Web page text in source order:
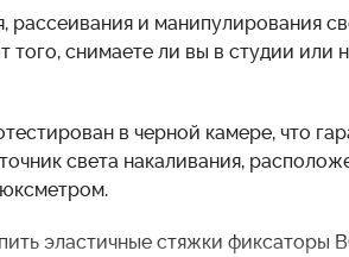
рассеивания и манипулирования
снимаете ли вы в студии или
в черной камере, что
света накаливания,
эластичные стяжки фиксаторы